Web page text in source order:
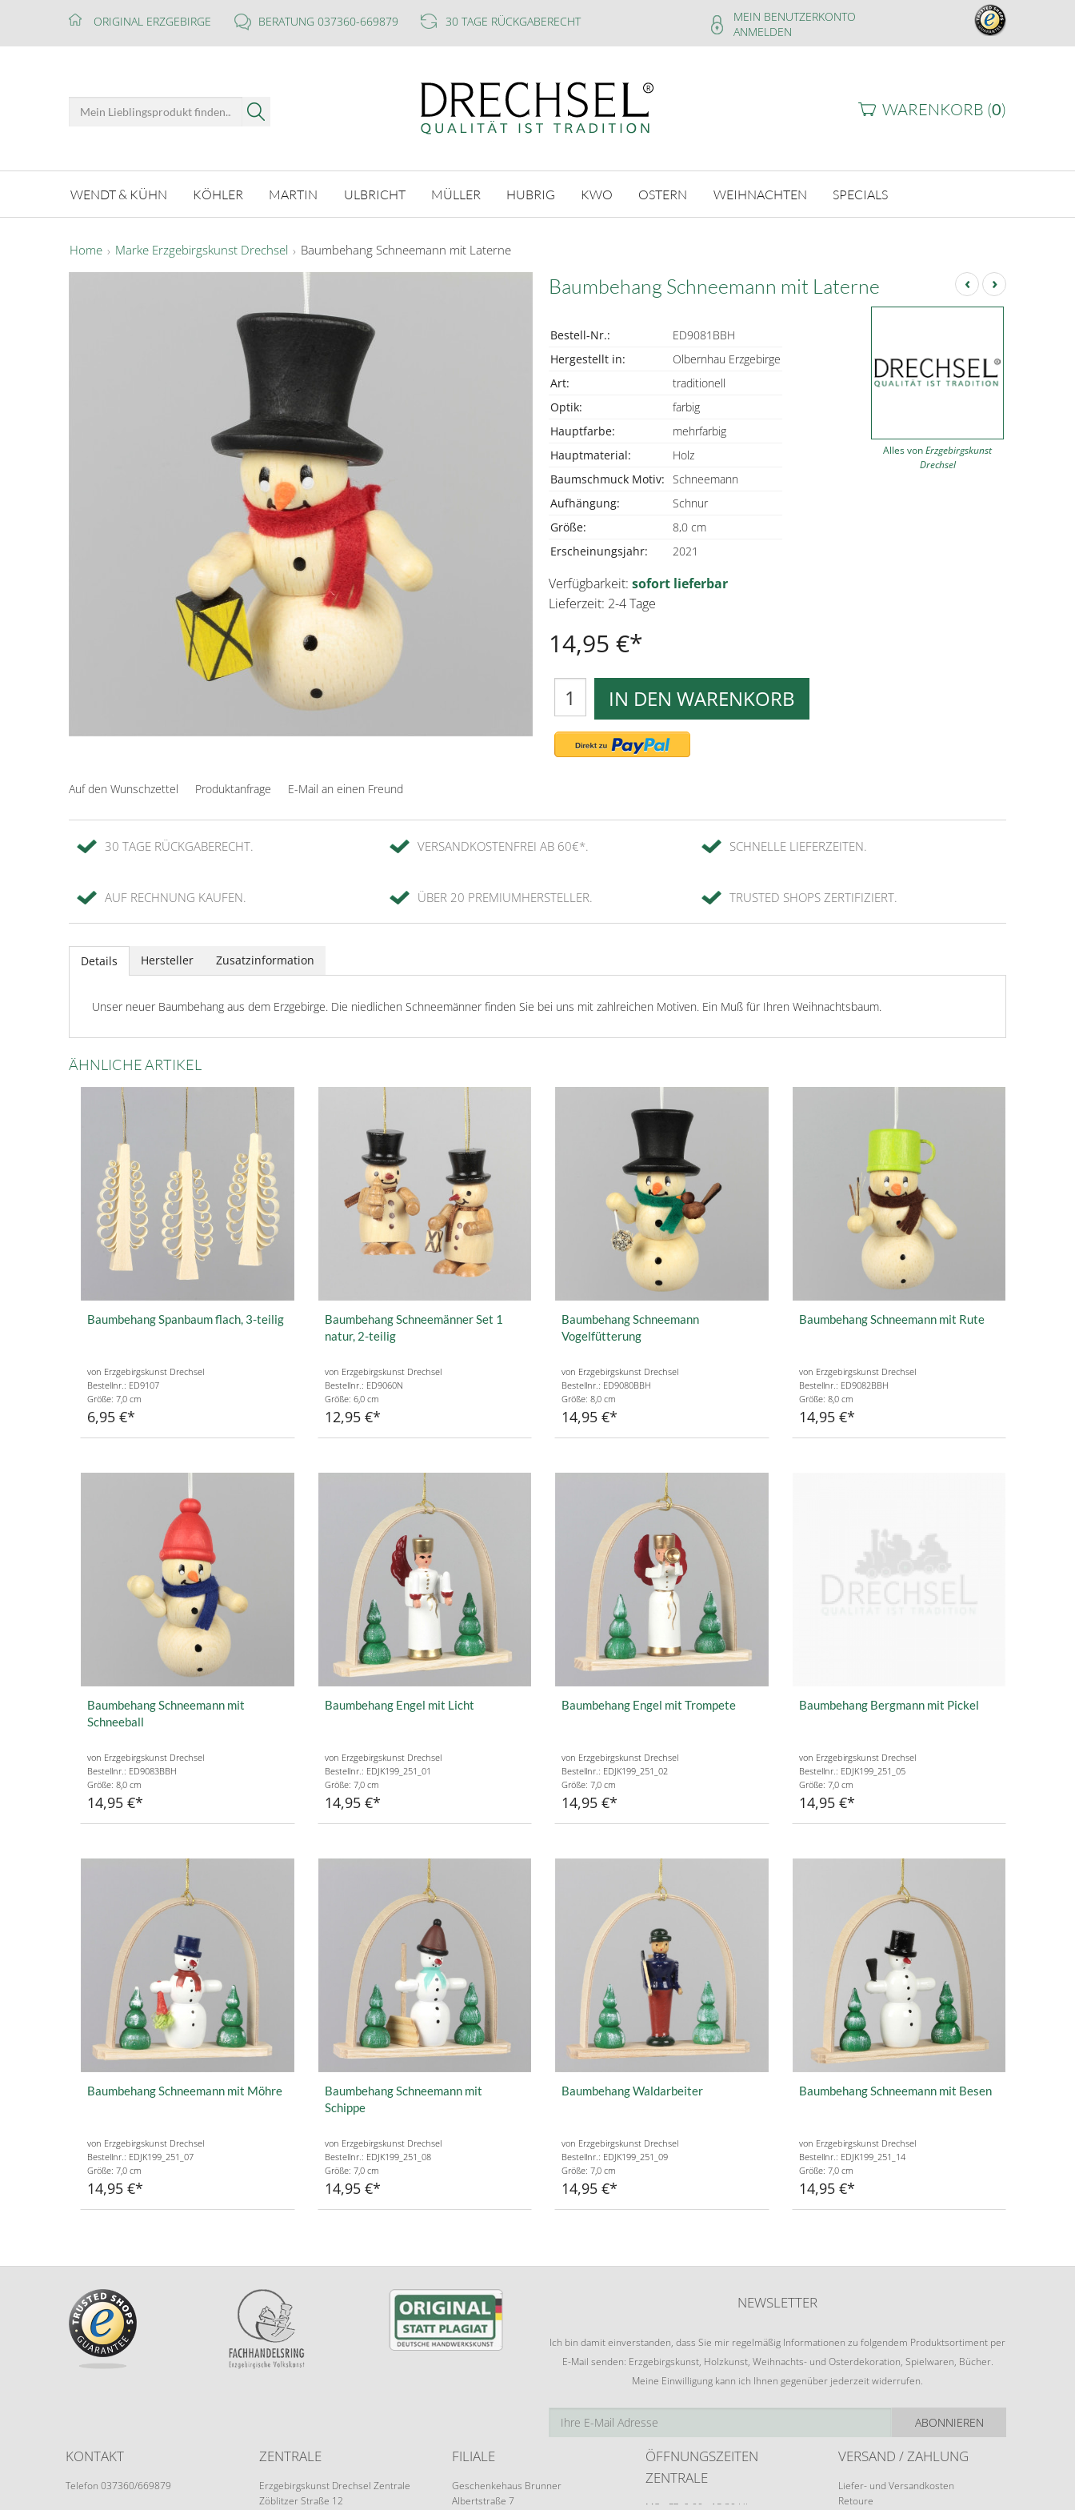
ORIGINAL ERZGEBIRGE BERATUNG 037360-669879 30 TAGE RÜCKGABERECHT
MEIN BENUTZERKONTO
ANMELDEN
WARENKORB (0)
WENDT & KÜHN KÖHLER MARTIN ULBRICHT MÜLLER HUBRIG KWO OSTERN WEIHNACHTEN SPECIALS
Home Marke Erzgebirgskunst Drechsel Baumbehang Schneemann mit Laterne
‹ ›
Baumbehang Schneemann mit Laterne
Bestell-Nr.:
ED9081BBH
Hergestellt in:
Olbernhau Erzgebirge
Art:
traditionell
Optik:
farbig
Hauptfarbe:
mehrfarbig
Hauptmaterial:
Holz
Baumschmuck Motiv: Schneemann
Aufhängung:
Schnur
Größe:
8,0 cm
Erscheinungsjahr:
2021
Alles vonErzgebirgskunst
Drechsel
Verfügbarkeit: sofort lieferbar
Lieferzeit: 2-4 Tage
14,95 €
IN DEN WARENKORB
Auf den Wunschzettel Produktanfrage E-Mail an einen Freund
30 TAGE RÜCKGABERECHT. VERSANDKOSTENFREI AB 60€*. SCHNELLE LIEFERZEITEN.
AUF RECHNUNG KAUFEN. ÜBER 20 PREMIUMHERSTELLER. TRUSTED SHOPS ZERTIFIZIERT.
Details Hersteller Zusatzinformation
Unser neuer Baumbehang aus dem Erzgebirge. Die niedlichen Schneemänner finden Sie bei uns mit zahlreichen Motiven. Ein Muß für Ihren Weihnachtsbaum.
ÄHNLICHE ARTIKEL
Baumbehang Spanbaum flach, 3-teilig
von Erzgebirgskunst Drechsel
Bestellnr.: ED9107
Größe: 7,0 cm
6,95 €
Baumbehang Schneemänner Set 1
natur, 2-teilig
von Erzgebirgskunst Drechsel
Bestellnr.: ED9060N
Größe: 6,0 cm
12,95 €
Baumbehang Schneemann
Vogelfütterung
von Erzgebirgskunst Drechsel
Bestellnr.: ED9080BBH
Größe: 8,0 cm
14,95 €
Baumbehang Schneemann mit Rute
von Erzgebirgskunst Drechsel
Bestellnr.: ED9082BBH
Größe: 8,0 cm
14,95 €
Baumbehang Schneemann mit
Schneeball
von Erzgebirgskunst Drechsel
Bestellnr.: ED9083BBH
Größe: 8,0 cm
14,95 €
Baumbehang Engel mit Licht
von Erzgebirgskunst Drechsel
Bestellnr.: EDJK199_251_01
Größe: 7,0 cm
14,95 €
Baumbehang Engel mit Trompete
von Erzgebirgskunst Drechsel
Bestellnr.: EDJK199_251_02
Größe: 7,0 cm
14,95 €
Baumbehang Bergmann mit Pickel
von Erzgebirgskunst Drechsel
Bestellnr.: EDJK199_251_05
Größe: 7,0 cm
14,95 €
Baumbehang Schneemann mit Möhre
von Erzgebirgskunst Drechsel
Bestellnr.: EDJK199_251_07
Größe: 7,0 cm
14,95 €
Baumbehang Schneemann mit
Schippe
von Erzgebirgskunst Drechsel
Bestellnr.: EDJK199_251_08
Größe: 7,0 cm
14,95 €
Baumbehang Waldarbeiter
von Erzgebirgskunst Drechsel
Bestellnr.: EDJK199_251_09
Größe: 7,0 cm
14,95 €
Baumbehang Schneemann mit Besen
von Erzgebirgskunst Drechsel
Bestellnr.: EDJK199_251_14
Größe: 7,0 cm
14,95 €
NEWSLETTER
Ich bin damit einverstanden, dass Sie mir regelmäßig Informationen zu folgendem Produktsortiment per
E-Mail senden: Erzgebirgskunst, Holzkunst, Weihnachts- und Osterdekoration, Spielwaren, Bücher.
Meine Einwilligung kann ich Ihnen gegenüber jederzeit widerrufen.
ABONNIEREN
KONTAKT
Telefon 037360/669879
ZENTRALE
Erzgebirgskunst Drechsel Zentrale
Zöblitzer Straße 12
FILIALE
Geschenkehaus Brunner
Albertstraße 7
ÖFFNUNGSZEITEN
ZENTRALE
MO - FR: 9:00 - 15:30 Uhr
VERSAND / ZAHLUNG
Liefer- und Versandkosten
Retoure